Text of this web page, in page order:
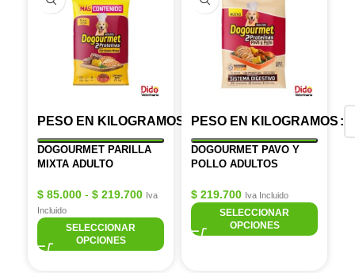
PESO EN KILOGRAMOS
DOGOURMET PARILLA
MIXTA ADULTO
$ 85.000 - $ 219.700 Iva
Incluido
SELECCIONAR
OPCIONES
PESO EN KILOGRAMOS
DOGOURMET PAVO Y
POLLO ADULTOS
$ 219.700 Iva Incluido
SELECCIONAR
OPCIONES